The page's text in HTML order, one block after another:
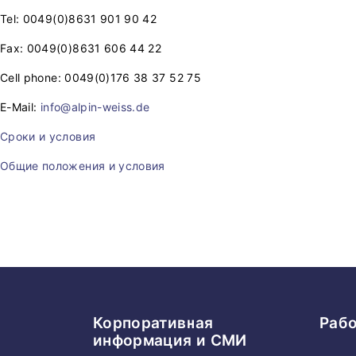
Tel: 0049(0)8631 901 90 42
Fax: 0049(0)8631 606 44 22
Cell phone: 0049(0)176 38 37 52 75
E-Mail: info@alpin-weiss.de
Сроки и условия
Общие положения и условия
Корпоративная
информация и СМИ